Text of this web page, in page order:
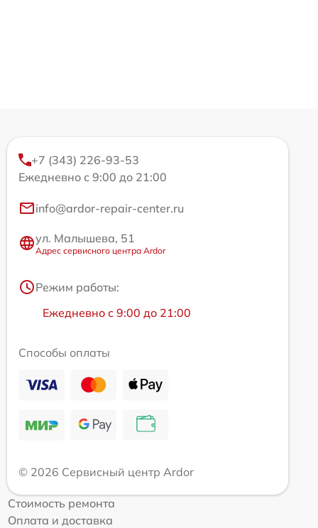
+7 (343) 226-93-53
Ежедневно с 9:00 до 21:00
info@ardor-repair-center.ru
ул. Малышева, 51
Адрес сервисного центра Ardor
Режим работы:
Ежедневно с 9:00 до 21:00
Способы оплаты
© 2026 Сервисный центр Ardor
Стоимость ремонта
Оплата и доставка